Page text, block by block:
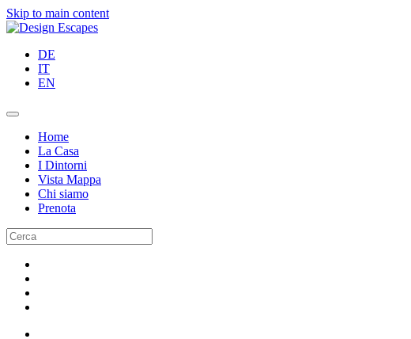
Skip to main content
DE
IT
EN
Home
La Casa
I Dintorni
Vista Mappa
Chi siamo
Prenota